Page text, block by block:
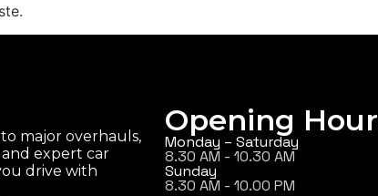
major overhauls,
expert car
drive with
Opening
Monday – Saturday
8.30 AM - 10.30 AM
Sunday
8.30 AM - 10.00 PM